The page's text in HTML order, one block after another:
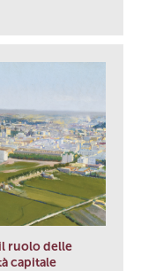
ruolo delle
capitale